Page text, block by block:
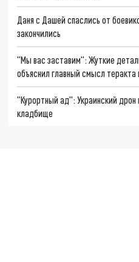
Даня с Дашей спаслись от
закончились
"Мы вас заставим": Жуткие
объяснил главный смысл теракта
"Курортный ад": Украинский дрон
кладбище